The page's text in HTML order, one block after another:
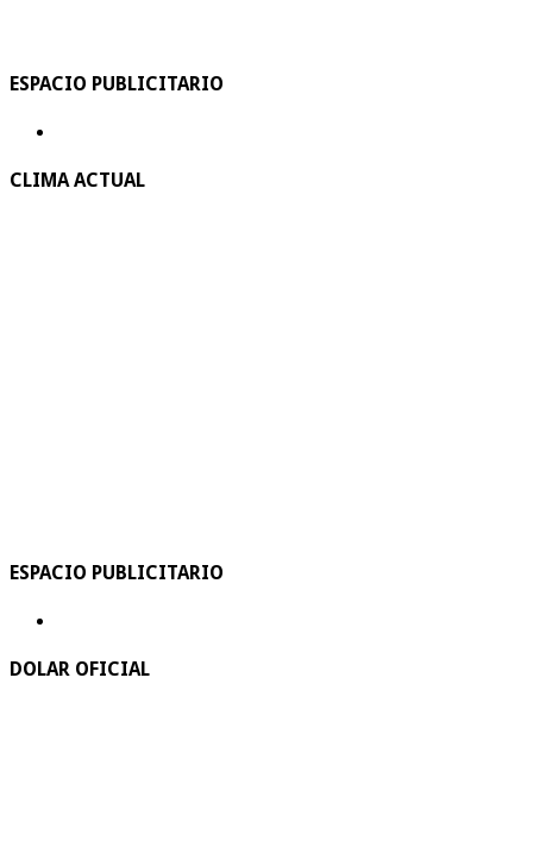
ESPACIO PUBLICITARIO
CLIMA ACTUAL
ESPACIO PUBLICITARIO
DOLAR OFICIAL